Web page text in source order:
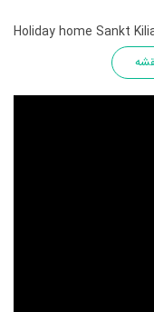
Holiday home Sankt